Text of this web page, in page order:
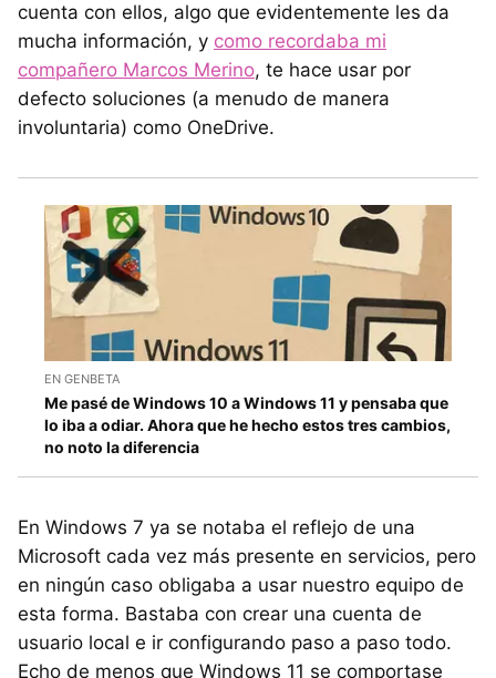
cuenta con ellos, algo que evidentemente les da
mucha información, y como recordaba mi
compañero Marcos Merino, te hace usar por
defecto soluciones (a menudo de manera
involuntaria) como OneDrive.
EN GENBETA
Me pasé de Windows 10 a Windows 11 y pensaba que
lo iba a odiar. Ahora que he hecho estos tres cambios,
no noto la diferencia
En Windows 7 ya se notaba el reflejo de una
Microsoft cada vez más presente en servicios, pero
en ningún caso obligaba a usar nuestro equipo de
esta forma. Bastaba con crear una cuenta de
usuario local e ir configurando paso a paso todo.
Echo de menos que Windows 11 se comportase